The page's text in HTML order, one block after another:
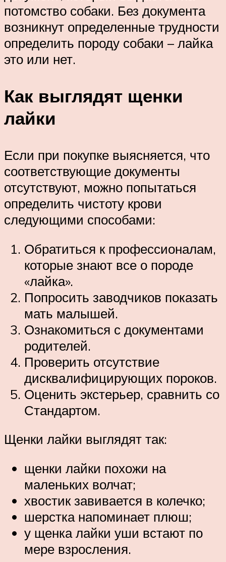
потомство собаки. Без документа
возникнут определенные трудности
определить породу собаки – лайка
это или нет.
Как выглядят щенки
лайки
Если при покупке выясняется, что
соответствующие документы
отсутствуют, можно попытаться
определить чистоту крови
следующими способами:
Обратиться к профессионалам,
которые знают все о породе
«лайка».
Попросить заводчиков показать
мать малышей.
Ознакомиться с документами
родителей.
Проверить отсутствие
дисквалифицирующих пороков.
Оценить экстерьер, сравнить со
Стандартом.
Щенки лайки выглядят так:
щенки лайки похожи на
маленьких волчат;
хвостик завивается в колечко;
шерстка напоминает плюш;
у щенка лайки уши встают по
мере взросления.